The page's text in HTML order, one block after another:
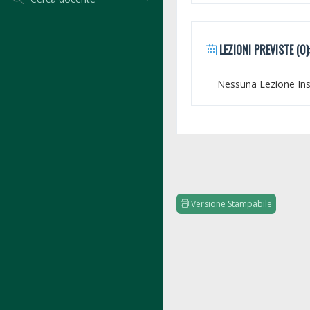
LEZIONI PREVISTE (0):
Nessuna Lezione
Versione Stampabile